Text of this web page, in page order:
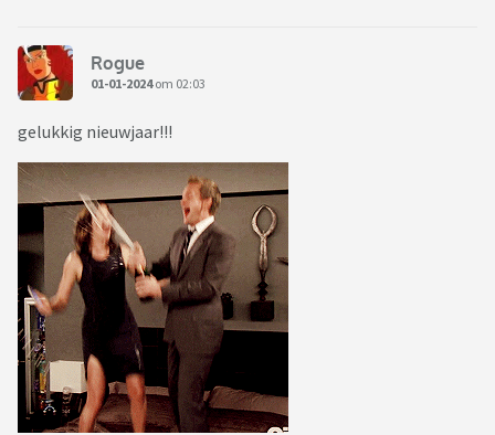
Rogue
01-01-2024om 02:03
gelukkig nieuwjaar!!!